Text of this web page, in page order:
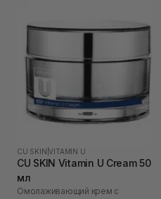
CU SKIN |VITAMIN U
CU SKIN Vitamin U Cream 50
мл
Омолаживающий крем с